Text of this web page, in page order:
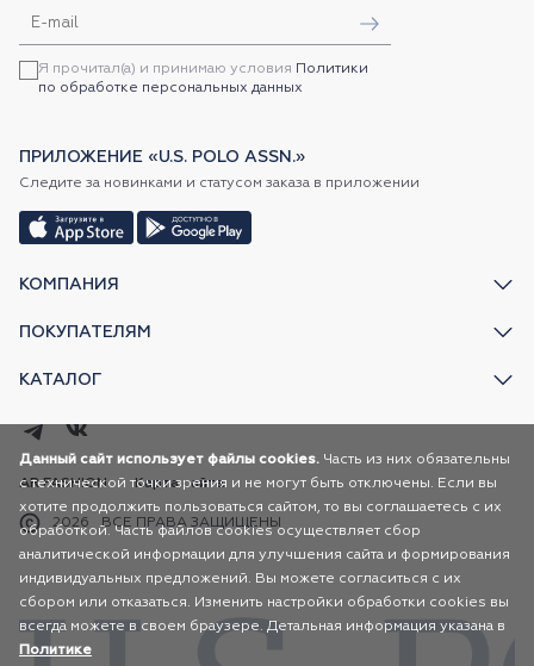
КОМПАНИЯ
ПОКУПАТЕЛЯМ
КАТАЛОГ
Я прочитал(а) и принимаю условия Политики
по обработке персональных данных
ПРИЛОЖЕНИЕ «U.S. POLO ASSN.»
Следите за новинками и статусом заказа в приложении
2026 ВСЕ ПРАВА ЗАЩИЩЕНЫ
AR FASHION Карта сайта
Данный сайт использует файлы cookies. Часть из них обязательны
с технической точки зрения и не могут быть отключены. Если вы
хотите продолжить пользоваться сайтом, то вы соглашаетесь с их
обработкой. Часть файлов cookies осуществляет сбор
аналитической информации для улучшения сайта и формирования
индивидуальных предложений. Вы можете согласиться с их
сбором или отказаться. Изменить настройки обработки cookies вы
всегда можете в своем браузере. Детальная информация указана в
Политике